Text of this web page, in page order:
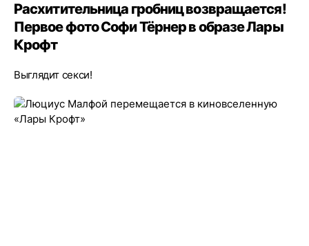
Расхитительница гробниц возвращается!
Первое фото Софи Тёрнер в образе Лары
Крофт
Выглядит секси!